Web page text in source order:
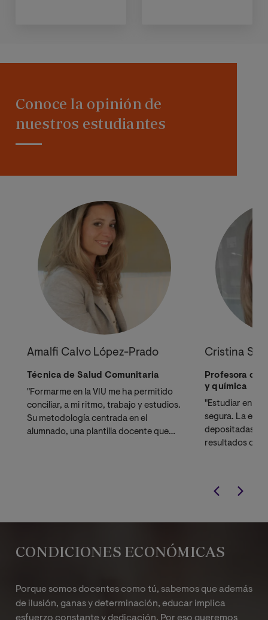
Conoce la opinión de
nuestros estudiantes
Amalfi Calvo López-Prado
Técnica de Salud Comunitaria
"Formarme en la VIU me ha permitido
conciliar, a mi ritmo, trabajo y estudios.
Su metodología centrada en el
alumnado, una plantilla docente que
Cristina
Profesora de
y química
"Estudiar en la
segura. La
depositadas,
resultados
CONDICIONES ECONÓMICAS
Porque somos docentes como tú, sabemos que además
de ilusión, ganas y determinación, educar implica
esfuerzo constante y dedicación. Por eso queremos